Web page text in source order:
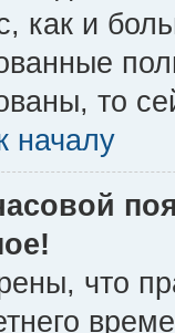
как и
то
началу
что